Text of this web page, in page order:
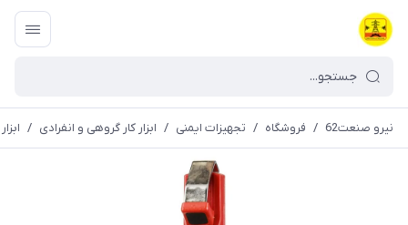
نیرو صنعت62 / فروشگاه / تجهیزات ایمنی / ابزار کار گروهی و انفرادی /